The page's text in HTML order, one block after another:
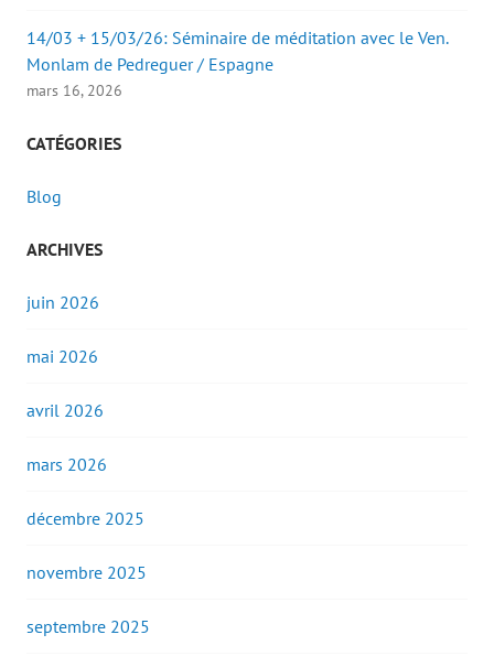
14/03 + 15/03/26: Séminaire de méditation avec le Ven.
Monlam de Pedreguer / Espagne
mars 16, 2026
CATÉGORIES
Blog
ARCHIVES
juin 2026
mai 2026
avril 2026
mars 2026
décembre 2025
novembre 2025
septembre 2025